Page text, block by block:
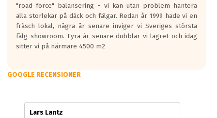
"road force" balansering - vi kan utan problem hantera
alla storlekar på däck och fälgar. Redan år 1999 hade vi en
fräsch lokal, några år senare inviger vi Sveriges största
fälg-showroom. Fyra år senare dubblar vi lagret och idag
sitter vi på närmare 4500 m2
GOOGLE RECENSIONER
Lars Lantz